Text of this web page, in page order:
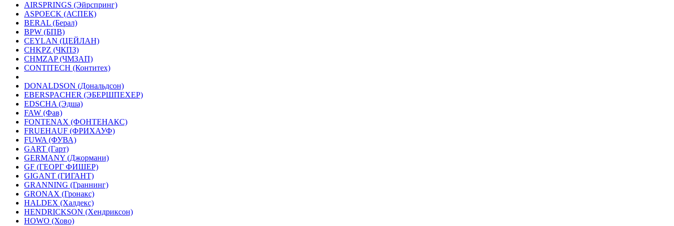
AIRSPRINGS (Эйрспринг)
ASPOECK (АСПЕК)
BERAL (Берал)
BPW (БПВ)
CEYLAN (ЦЕЙЛАН)
CHKPZ (ЧКПЗ)
CHMZAP (ЧМЗАП)
CONTITECH (Контитех)
DONALDSON (Дональдсон)
EBERSPACHER (ЭБЕРШПЕХЕР)
EDSCHA (Эдша)
FAW (Фав)
FONTENAX (ФОНТЕНАКС)
FRUEHAUF (ФРИХАУФ)
FUWA (ФУВА)
GART (Гарт)
GERMANY (Джормани)
GF (ГЕОРГ ФИШЕР)
GIGANT (ГИГАНТ)
GRANNING (Граннинг)
GRONAX (Гронакс)
HALDEX (Халдекс)
HENDRICKSON (Хендриксон)
HOWO (Хово)